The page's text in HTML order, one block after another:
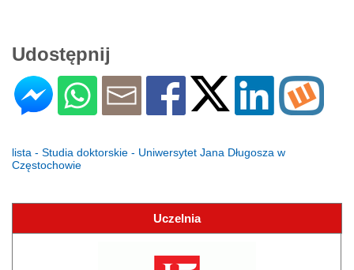
Udostępnij
lista - Studia doktorskie - Uniwersytet Jana Długosza w
Częstochowie
Uczelnia